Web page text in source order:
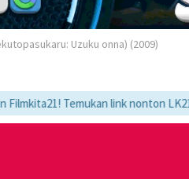
Uzuku onna) (2009)
link nonton LK21 &